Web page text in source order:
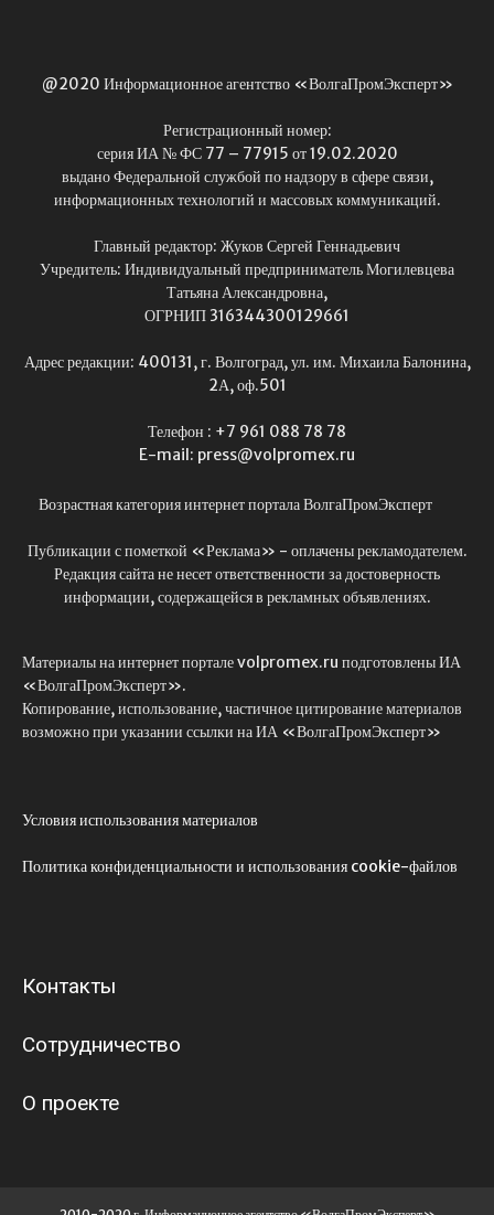
@2020 Информационное агентство «ВолгаПромЭксперт»
Регистрационный номер:
серия ИА № ФС 77 – 77915 от 19.02.2020
выдано Федеральной службой по надзору в сфере связи,
информационных технологий и массовых коммуникаций.
Главный редактор: Жуков Сергей Геннадьевич
Учредитель: Индивидуальный предприниматель Могилевцева
Татьяна Александровна,
ОГРНИП 316344300129661
Адрес редакции: 400131, г. Волгоград, ул. им. Михаила Балонина,
2А, оф.501
Телефон : +7 961 088 78 78
E-mail: press@volpromex.ru
Возрастная категория интернет портала ВолгаПромЭксперт
Публикации с пометкой «Реклама» - оплачены рекламодателем.
Редакция сайта не несет ответственности за достоверность
информации, содержащейся в рекламных объявлениях.
Материалы на интернет портале volpromex.ru подготовлены ИА
«ВолгаПромЭксперт».
Копирование, использование, частичное цитирование материалов
возможно при указании ссылки на ИА «ВолгаПромЭксперт»
Условия использования материалов
Политика конфиденциальности и использования cookie-файлов
Контакты
Сотрудничество
О проекте